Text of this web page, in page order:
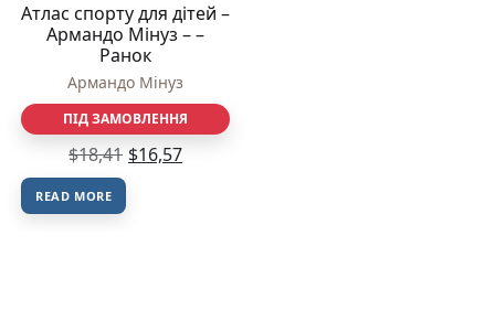
Атлас спорту для дітей –
Армандо Мінуз – –
Ранок
Армандо Мінуз
ПІД ЗАМОВЛЕННЯ
$18,41 $16,57
READ MORE